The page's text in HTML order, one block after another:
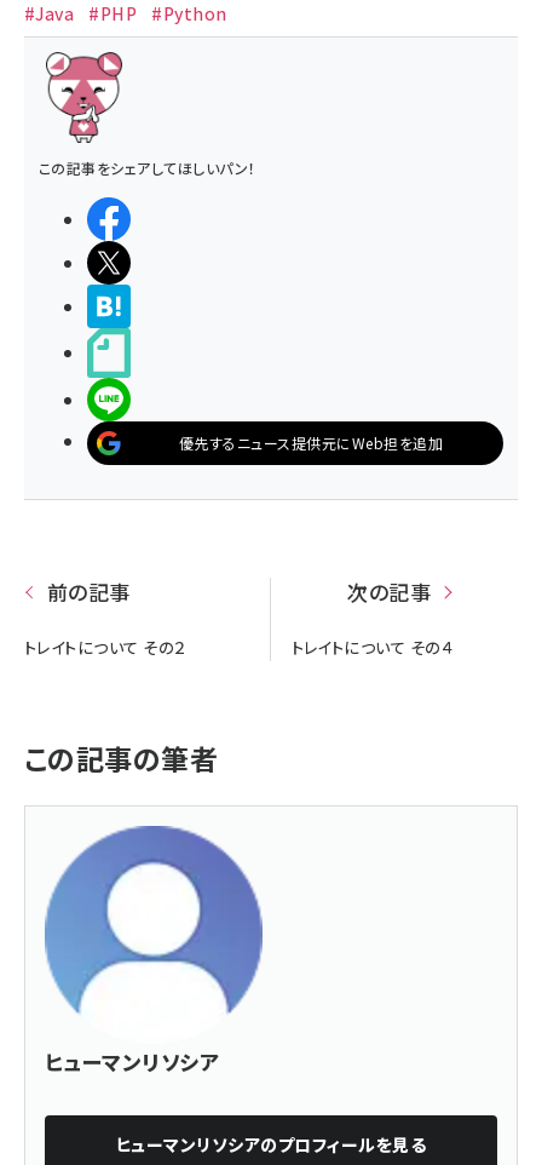
#Java #PHP #Python
この記事をシェアしてほしいパン！
優先するニュース提供元にWeb担を追加
前の記事
トレイトについて その２
次の記事
トレイトについて その４
この記事の筆者
ヒューマンリソシア
ヒューマンリソシアのプロフィールを見る